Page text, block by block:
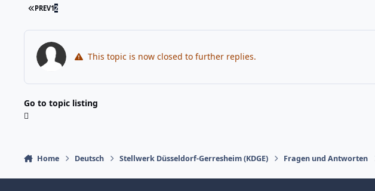
FIRST PAGE
PREV12
This topic is now closed to further replies.
Go to topic listing
Home Deutsch Stellwerk Düsseldorf-Gerresheim (KDGE) Fragen und Antworten